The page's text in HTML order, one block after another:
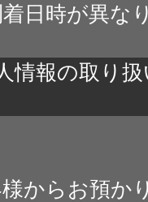
日時が異な
情報の取り
様からお預か